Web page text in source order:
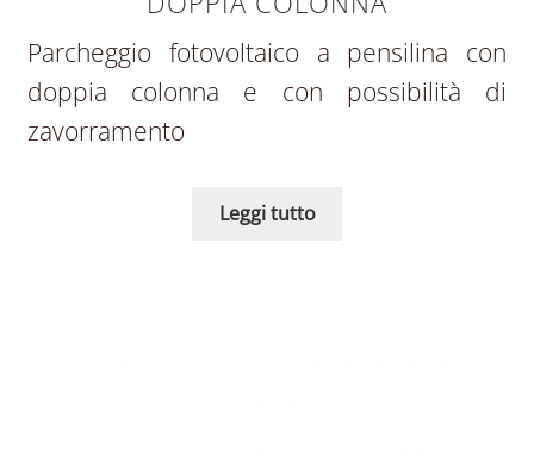
Parcheggio fotovoltaico a pensilina con
doppia colonna e con possibilità di
zavorramento
Leggi tutto